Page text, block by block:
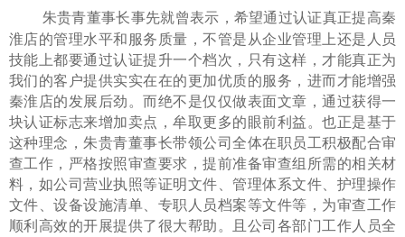
朱贵青董事长事先就曾表示，希望通过认证真正提高秦
淮店的管理水平和服务 质量 ，不管是从企业管理上还是人员
技能上都要通过认证提升一个档次，只有这样，才能真正为
我们的客户提供实实在在的更加优质的服务，进而才能增强
秦淮店的发展后劲。而绝不是仅仅做表面文章，通过获得一
块认证标志来增加卖点，牟取更多的眼前利益。也正是基于
这种理念，朱贵青董事长带领公司全体在职员工积极配合审
查工作，严格按照审查要求，提前准备审查组 所需的相关材
料，如公司营业执照等证明文件、管理体系文件、护理操作
文件、设备设施清单、专职人员档案等文件等，为审查工作
顺利高效的开展提供了很大帮助。且公司各部门工作人员全